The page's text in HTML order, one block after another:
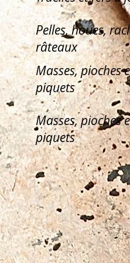
Pelles, houes,
râteaux
Masses, pioches
piquets
Masses, pioches
piquets